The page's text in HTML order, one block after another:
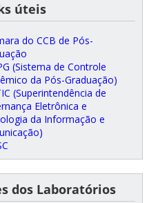
úteis
do CCB de Pós-
(Sistema de Controle
da Pós-Graduação)
(Superintendência de
Eletrônica e
da Informação e
dos Laboratórios